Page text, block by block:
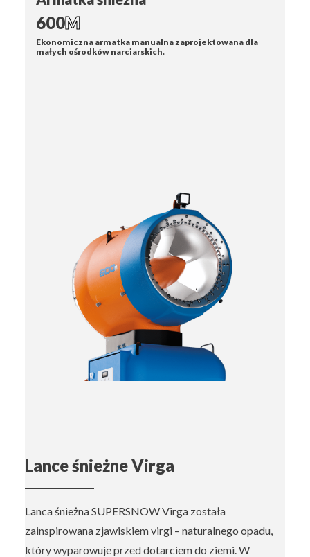
600M
Ekonomiczna armatka manualna zaprojektowana dla
małych ośrodków narciarskich.
Lance śnieżne Virga
Lanca śnieżna SUPERSNOW Virga została
zainspirowana zjawiskiem virgi – naturalnego opadu,
który wyparowuje przed dotarciem do ziemi. W